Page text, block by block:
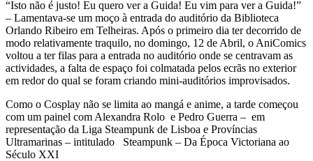
“Isto não é justo! Eu quero ver a Guida! Eu vim para ver a Guida!”
– Lamentava-se um moço à entrada do auditório da Biblioteca
Orlando Ribeiro em Telheiras. Após o primeiro dia ter decorrido de
modo relativamente traquilo, no domingo, 12 de Abril, o AniComics
voltou a ter filas para a entrada no auditório onde se centravam as
actividades, a falta de espaço foi colmatada pelos ecrãs no exterior
em redor do qual se foram criando mini-auditórios improvisados.
Como o Cosplay não se limita ao mangá e anime, a tarde começou
com um painel com Alexandra Rolo e Pedro Guerra – em
representação da Liga Steampunk de Lisboa e Províncias
Ultramarinas – intitulado Steampunk – Da Época Victoriana ao
Século XXI